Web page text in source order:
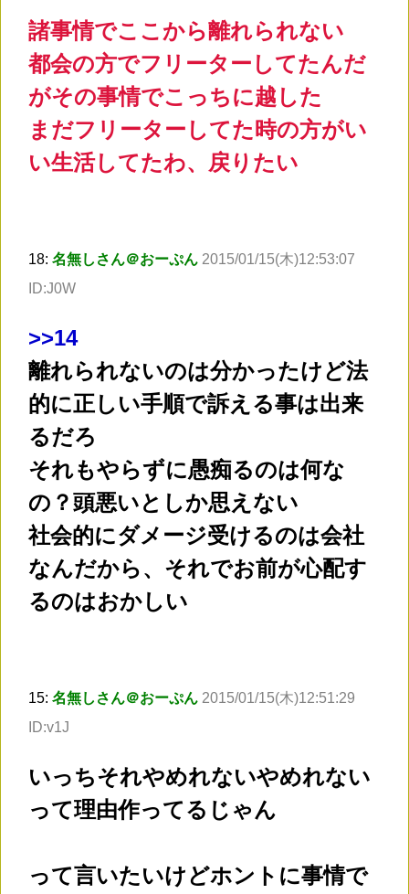
諸事情でここから離れられない
都会の方でフリーターしてたんだ
がその事情でこっちに越した
まだフリーターしてた時の方がい
い生活してたわ、戻りたい
18: 名無しさん＠おーぷん 2015/01/15(木)12:53:07
ID:J0W
>>14
離れられないのは分かったけど法
的に正しい手順で訴える事は出来
るだろ
それもやらずに愚痴るのは何な
の？頭悪いとしか思えない
社会的にダメージ受けるのは会社
なんだから、それでお前が心配す
るのはおかしい
15: 名無しさん＠おーぷん 2015/01/15(木)12:51:29
ID:v1J
いっちそれやめれないやめれない
って理由作ってるじゃん
って言いたいけどホントに事情で